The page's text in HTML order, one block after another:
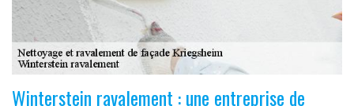
Winterstein ravalement : une entreprise de